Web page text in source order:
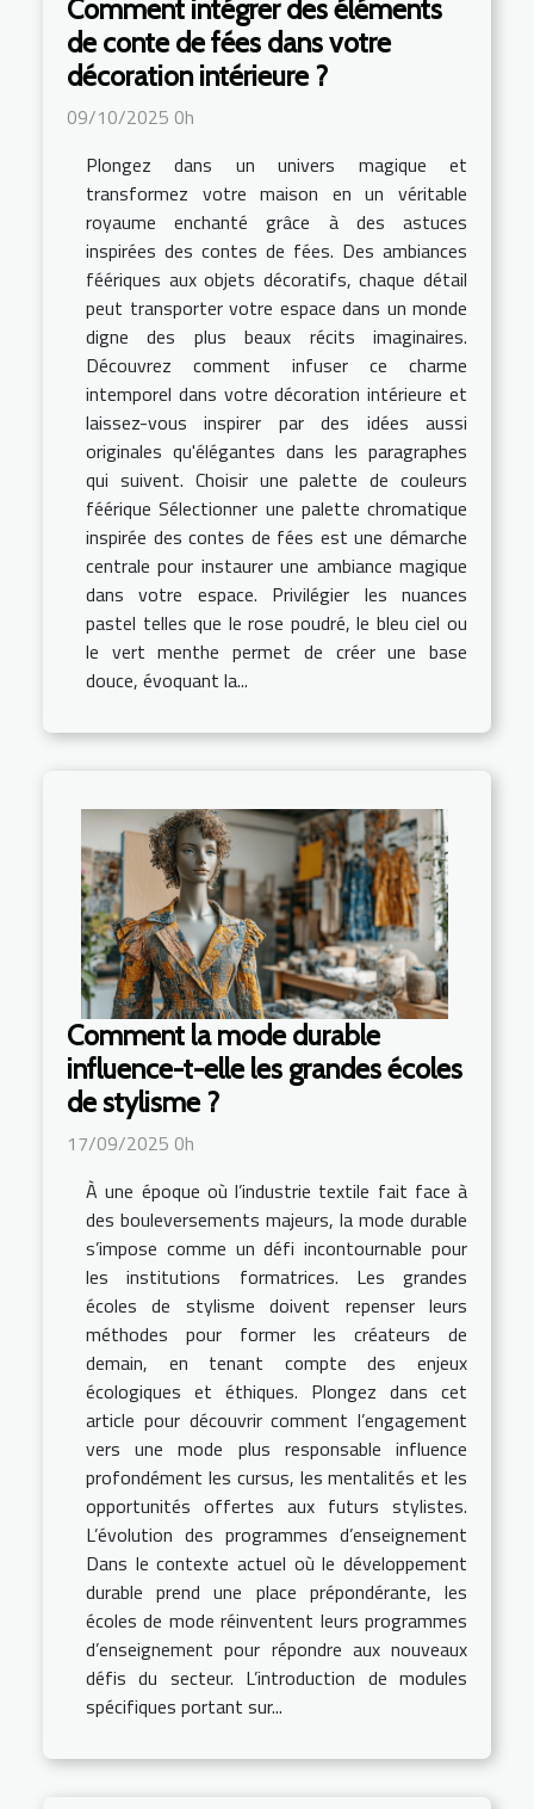
Comment intégrer des éléments
de conte de fées dans votre
décoration intérieure ?
09/10/2025 0h
Plongez dans un univers magique et
transformez votre maison en un véritable
royaume enchanté grâce à des astuces
inspirées des contes de fées. Des ambiances
féériques aux objets décoratifs, chaque détail
peut transporter votre espace dans un monde
digne des plus beaux récits imaginaires.
Découvrez comment infuser ce charme
intemporel dans votre décoration intérieure et
laissez-vous inspirer par des idées aussi
originales qu'élégantes dans les paragraphes
qui suivent. Choisir une palette de couleurs
féérique Sélectionner une palette chromatique
inspirée des contes de fées est une démarche
centrale pour instaurer une ambiance magique
dans votre espace. Privilégier les nuances
pastel telles que le rose poudré, le bleu ciel ou
le vert menthe permet de créer une base
douce, évoquant la...
Comment la mode durable
influence-t-elle les grandes écoles
de stylisme ?
17/09/2025 0h
À une époque où l’industrie textile fait face à
des bouleversements majeurs, la mode durable
s’impose comme un défi incontournable pour
les institutions formatrices. Les grandes
écoles de stylisme doivent repenser leurs
méthodes pour former les créateurs de
demain, en tenant compte des enjeux
écologiques et éthiques. Plongez dans cet
article pour découvrir comment l’engagement
vers une mode plus responsable influence
profondément les cursus, les mentalités et les
opportunités offertes aux futurs stylistes.
L’évolution des programmes d’enseignement
Dans le contexte actuel où le développement
durable prend une place prépondérante, les
écoles de mode réinventent leurs programmes
d’enseignement pour répondre aux nouveaux
défis du secteur. L’introduction de modules
spécifiques portant sur...